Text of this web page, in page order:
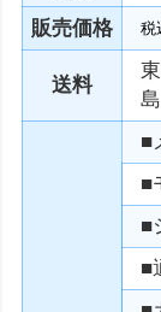
販売価格
税
送料
■
■
■
■